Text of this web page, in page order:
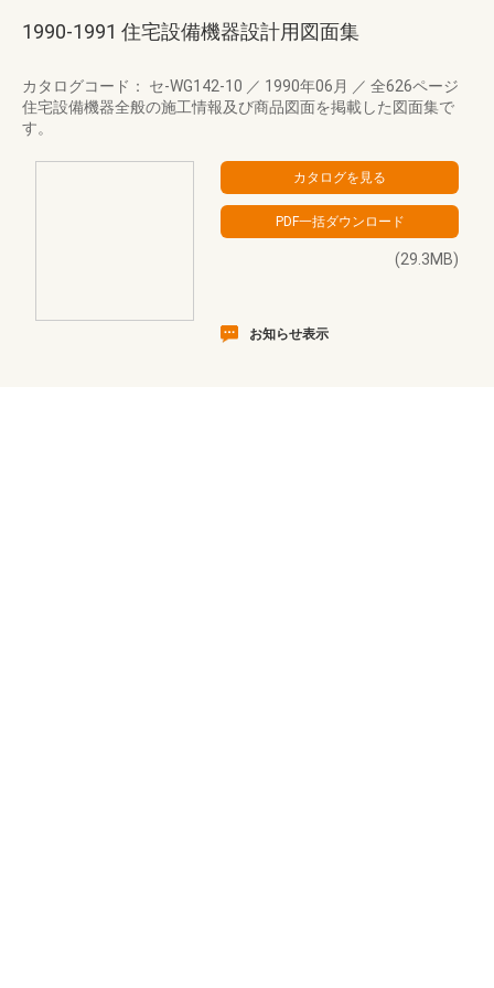
1990-1991 住宅設備機器設計用図面集
カタログコード： セ-WG142-10 ／ 1990年06月 ／ 全626ページ
住宅設備機器全般の施工情報及び商品図面を掲載した図面集で
す。
(29.3MB)
お知らせ表示